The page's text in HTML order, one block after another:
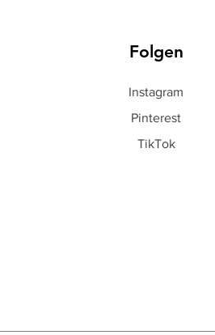
Folgen
Instagram
Pinterest
TikTok